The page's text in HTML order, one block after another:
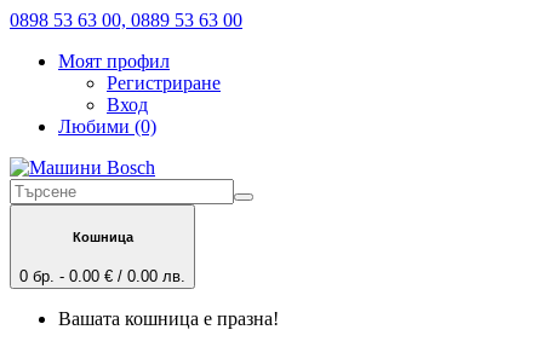
0898 53 63 00, 0889 53 63 00
Моят профил
Регистриране
Вход
Любими (0)
Кошница
0 бр. - 0.00 € / 0.00 лв.
Вашата кошница е празна!